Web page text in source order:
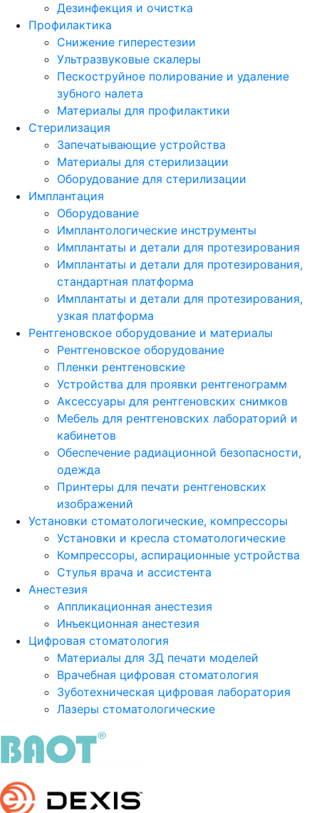
Дезинфекция и очистка
Профилактика
Снижение гиперестезии
Ультразвуковые скалеры
Пескоструйное полирование и удаление
зубного налета
Материалы для профилактики
Стерилизация
Запечатывающие устройства
Материалы для стерилизации
Оборудование для стерилизации
Имплантация
Оборудование
Имплантологические инструменты
Имплантаты и детали для протезирования
Имплантаты и детали для протезирования,
стандартная платформа
Имплантаты и детали для протезирования,
узкая платформа
Рентгеновское оборудование и материалы
Рентгеновское оборудование
Пленки рентгеновские
Устройства для проявки рентгенограмм
Аксессуары для рентгеновских снимков
Мебель для рентгеновских лабораторий и
кабинетов
Обеспечение радиационной безопасности,
одежда
Принтеры для печати рентгеновских
изображений
Установки стоматологические, компрессоры
Установки и кресла стоматологические
Компрессоры, аспирационные устройства
Стулья врача и ассистента
Анестезия
Аппликационная анестезия
Инъекционная анестезия
Цифровая стоматология
Материалы для 3Д печати моделей
Врачебная цифровая стоматология
Зуботехническая цифровая лаборатория
Лазеры стоматологические